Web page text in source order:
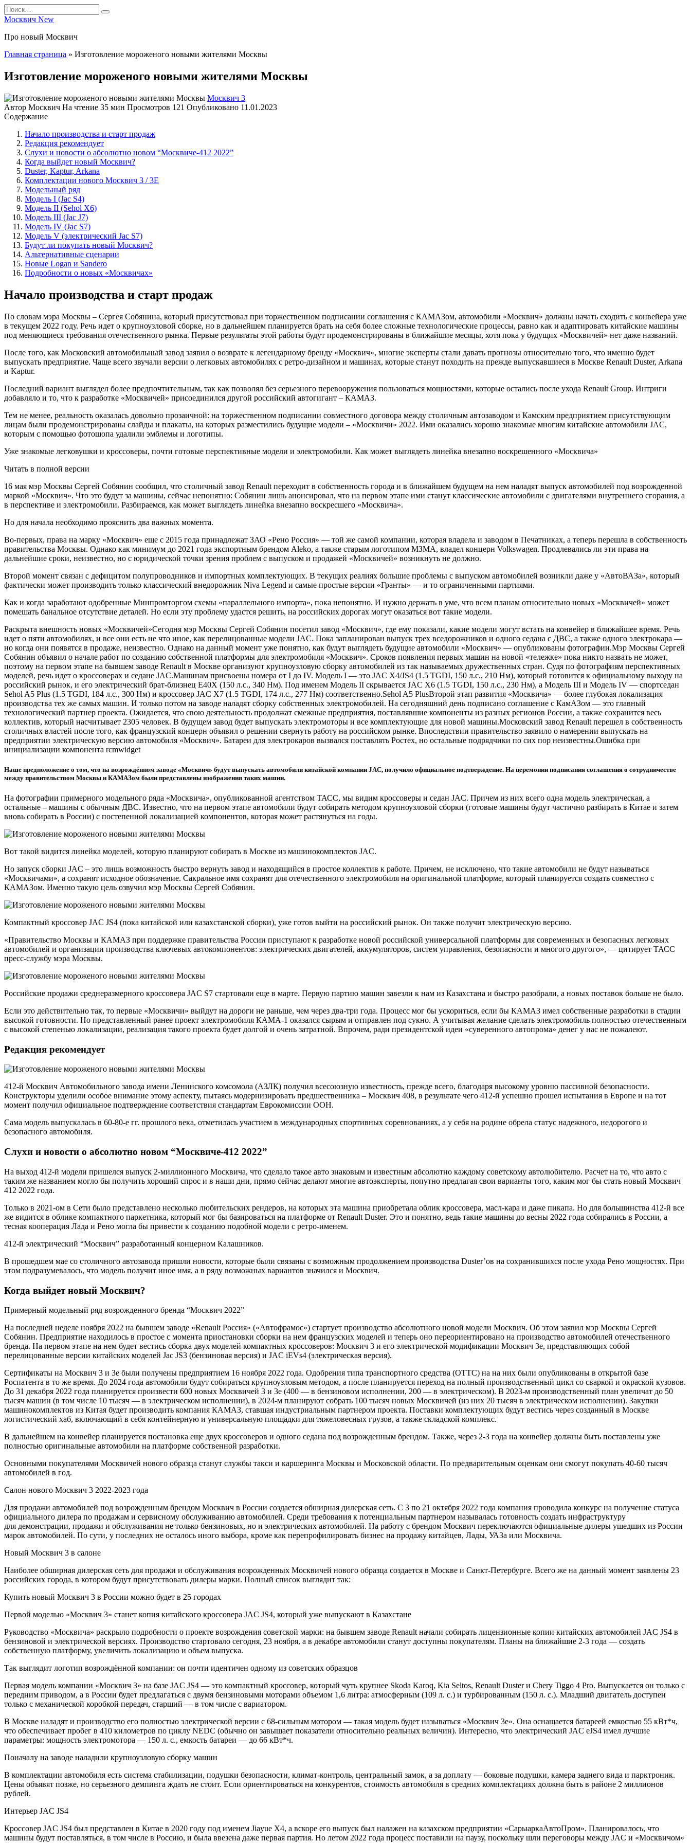
Перейти
к
Search
for:
Москвич New
Про новый Москвич
Главная страница » Изготовление мороженого новыми жителями Москвы
Изготовление мороженого новыми жителями Москвы
Москвич 3
Автор Москвич На чтение 35 мин Просмотров 121 Опубликовано 11.01.2023
Содержание
Начало производства и старт продаж
Редакция рекомендует
Слухи и новости о абсолютно новом “Москвиче-412 2022”
Когда выйдет новый Москвич?
Duster, Kaptur, Arkana
Комплектации нового Москвич 3 / 3Е
Модельный ряд
Модель I (Jac S4)
Модель II (Sehol X6)
Модель III (Jac J7)
Модель IV (Jac S7)
Модель V (электрический Jac S7)
Будут ли покупать новый Москвич?
Альтернативные сценарии
Новые Logan и Sandero
Подробности о новых «Москвичах»
Начало производства и старт продаж
По словам мэра Москвы – Сергея Собянина, который присутствовал при торжественном подписании соглашения с КАМАЗом, автомобили «Москвич» должны начать сходить с конвейера уже
в текущем 2022 году. Речь идет о крупноузловой сборке, но в дальнейшем планируется брать на себя более сложные технологические процессы, равно как и адаптировать китайские машины
под меняющиеся требования отечественного рынка. Первые результаты этой работы будут продемонстрированы в ближайшие месяцы, хотя пока у будущих «Москвичей» нет даже названий.
После того, как Московский автомобильный завод заявил о возврате к легендарному бренду «Москвич», многие эксперты стали давать прогнозы относительно того, что именно будет
выпускать предприятие. Чаще всего звучали версии о легковых автомобилях с ретро-дизайном и машинах, которые станут походить на прежде выпускавшиеся в Москве Renault Duster, Arkana
и Kaptur.
Последний вариант выглядел более предпочтительным, так как позволял без серьезного перевооружения пользоваться мощностями, которые остались после ухода Renault Group. Интриги
добавляло и то, что к разработке «Москвичей» присоединился другой российский автогигант – КАМАЗ.
Тем не менее, реальность оказалась довольно прозаичной: на торжественном подписании совместного договора между столичным автозаводом и Камским предприятием присутствующим
лицам были продемонстрированы слайды и плакаты, на которых разместились будущие модели – «Москвичи» 2022. Ими оказались хорошо знакомые многим китайские автомобили JAC,
которым с помощью фотошопа удалили эмблемы и логотипы.
Уже знакомые легковушки и кроссоверы, почти готовые перспективные модели и электромобили. Как может выглядеть линейка внезапно воскрешенного «Москвича»
Читать в полной версии
16 мая мэр Москвы Сергей Собянин сообщил, что столичный завод Renault переходит в собственность города и в ближайшем будущем на нем наладят выпуск автомобилей под возрожденной
маркой «Москвич». Что это будут за машины, сейчас непонятно: Собянин лишь анонсировал, что на первом этапе ими станут классические автомобили с двигателями внутреннего сгорания, а
в перспективе и электромобили. Разбираемся, как может выглядеть линейка внезапно воскресшего «Москвича».
Но для начала необходимо прояснить два важных момента.
Во-первых, права на марку «Москвич» еще с 2015 года принадлежат ЗАО «Рено Россия» — той же самой компании, которая владела и заводом в Печатниках, а теперь перешла в собственность
правительства Москвы. Однако как минимум до 2021 года экспортным брендом Aleko, а также старым логотипом МЗМА, владел концерн Volkswagen. Продлевались ли эти права на
дальнейшие сроки, неизвестно, но с юридической точки зрения проблем с выпуском и продажей «Москвичей» возникнуть не должно.
Второй момент связан с дефицитом полупроводников и импортных комплектующих. В текущих реалиях большие проблемы с выпуском автомобилей возникли даже у «АвтоВАЗа», который
фактически может производить только классический внедорожник Niva Legend и самые простые версии «Гранты» — и то ограниченными партиями.
Как и когда заработают одобренные Минпромторгом схемы «параллельного импорта», пока непонятно. И нужно держать в уме, что всем планам относительно новых «Москвичей» может
помешать банальное отсутствие деталей. Но если эту проблему удастся решить, на российских дорогах могут оказаться вот такие модели.
Раскрыта внешность новых «Москвичей»Сегодня мэр Москвы Сергей Собянин посетил завод «Москвич», где ему показали, какие модели могут встать на конвейер в ближайшее время. Речь
идет о пяти автомобилях, и все они есть не что иное, как перелицованные модели JAC. Пока запланирован выпуск трех вседорожников и одного седана с ДВС, а также одного электрокара —
но когда они появятся в продаже, неизвестно. Однако на данный момент уже понятно, как будут выглядеть будущие автомобили «Москвич» — опубликованы фотографии.Мэр Москвы Сергей
Собянин объявил о начале работ по созданию собственной платформы для электромобиля «Москвич». Сроков появления первых машин на новой «тележке» пока никто назвать не может,
поэтому на первом этапе на бывшем заводе Renault в Москве организуют крупноузловую сборку автомобилей из так называемых дружественных стран. Судя по фотографиям перспективных
моделей, речь идет о кроссоверах и седане JAC.Машинам присвоены номера от I до IV. Модель I — это JAC X4/JS4 (1.5 TGDI, 150 л.с., 210 Нм), который готовится к официальному выходу на
российский рынок, и его электрический брат-близнец E40X (150 л.с., 340 Нм). Под именем Модель II скрывается JAC X6 (1.5 TGDI, 150 л.с., 230 Нм), а Модель III и Модель IV — спортседан
Sehol A5 Plus (1.5 TGDI, 184 л.с., 300 Нм) и кроссовер JAC X7 (1.5 TGDI, 174 л.с., 277 Нм) соответственно.Sehol A5 PlusВторой этап развития «Москвича» — более глубокая локализация
производства тех же самых машин. И только потом на заводе наладят сборку собственных электромобилей. На сегодняшний день подписано соглашение с КамАЗом — это главный
технологический партнер проекта. Ожидается, что свою деятельность продолжат смежные предприятия, поставлявшие компоненты из разных регионов России, а также сохранится весь
коллектив, который насчитывает 2305 человек. В будущем завод будет выпускать электромоторы и все комплектующие для новой машины.Московский завод Renault перешел в собственность
столичных властей после того, как французский концерн объявил о решении свернуть работу на российском рынке. Впоследствии правительство заявило о намерении выпускать на
предприятии электрическую версию автомобиля «Москвич». Батареи для электрокаров вызвался поставлять Ростех, но остальные подрядчики по сих пор неизвестны.Ошибка при
инициализации компонента rcmwidget
Наше предположение о том, что на возрождённом заводе «Москвич» будут выпускать автомобили китайской компании JAC, получило официальное подтверждение. На церемонии подписания соглашения о сотрудничестве
между правительством Москвы и КАМАЗом были представлены изображения таких машин.
На фотографии примерного модельного ряда «Москвича», опубликованной агентством ТАСС, мы видим кроссоверы и седан JAC. Причем из них всего одна модель электрическая, а
остальные – машины с обычным ДВС. Известно, что на первом этапе автомобили будут собирать методом крупноузловой сборки (готовые машины будут частично разбирать в Китае и затем
вновь собирать в России) с постепенной локализацией компонентов, которая может растянуться на годы.
Вот такой видится линейка моделей, которую планируют собирать в Москве из машинокомплектов JAC.
Но запуск сборки JAC – это лишь возможность быстро вернуть завод и находящийся в простое коллектив к работе. Причем, не исключено, что такие автомобили не будут называться
«Москвичами», а сохранят исходное обозначение. Сакральное имя сохранят для отечественного электромобиля на оригинальной платформе, который планируется создать совместно с
КАМАЗом. Именно такую цель озвучил мэр Москвы Сергей Собянин.
Компактный кроссовер JAC JS4 (пока китайской или казахстанской сборки), уже готов выйти на российский рынок. Он также получит электрическую версию.
«Правительство Москвы и КАМАЗ при поддержке правительства России приступают к разработке новой российской универсальной платформы для современных и безопасных легковых
автомобилей и организации производства ключевых автокомпонентов: электрических двигателей, аккумуляторов, систем управления, безопасности и многого другого», — цитирует ТАСС
пресс-службу мэра Москвы.
Российские продажи среднеразмерного кроссовера JAC S7 стартовали еще в марте. Первую партию машин завезли к нам из Казахстана и быстро разобрали, а новых поставок больше не было.
Если это действительно так, то первые «Москвичи» выйдут на дороги не раньше, чем через два-три года. Процесс мог бы ускориться, если бы КАМАЗ имел собственные разработки в стадии
высокой готовности. Но представленный ранее проект электромобиля КАМА-1 оказался сырым и отправлен под сукно. А учитывая желание сделать электромобиль полностью отечественным
с высокой степенью локализации, реализация такого проекта будет долгой и очень затратной. Впрочем, ради президентской идеи «суверенного автопрома» денег у нас не пожалеют.
Редакция рекомендует
412-й Москвич Автомобильного завода имени Ленинского комсомола (АЗЛК) получил всесоюзную известность, прежде всего, благодаря высокому уровню пассивной безопасности.
Конструкторы уделили особое внимание этому аспекту, пытаясь модернизировать предшественника – Москвич 408, в результате чего 412-й успешно прошел испытания в Европе и на тот
момент получил официальное подтверждение соответствия стандартам Еврокомиссии ООН.
Сама модель выпускалась в 60-80-е гг. прошлого века, отметилась участием в международных спортивных соревнованиях, а у себя на родине обрела статус надежного, недорогого и
безопасного автомобиля.
Слухи и новости о абсолютно новом “Москвиче-412 2022”
На выход 412-й модели пришелся выпуск 2-миллионного Москвича, что сделало такое авто знаковым и известным абсолютно каждому советскому автолюбителю. Расчет на то, что авто с
таким же названием могло бы получить хороший спрос и в наши дни, прямо сейчас делают многие автоэксперты, попутно предлагая свои варианты того, каким мог бы стать новый Москвич
412 2022 года.
Только в 2021-ом в Сети было представлено несколько любительских рендеров, на которых эта машина приобретала облик кроссовера, масл-кара и даже пикапа. Но для большинства 412-й все
же видится в облике компактного паркетника, который мог бы базироваться на платформе от Renault Duster. Это и понятно, ведь такие машины до весны 2022 года собирались в России, а
тесная кооперация Лада и Рено могла бы привести к созданию подобной модели с ретро-именем.
412-й электрический “Москвич” разработанный концерном Калашников.
В прошедшем мае со столичного автозавода пришли новости, которые были связаны с возможным продолжением производства Duster’ов на сохранившихся после ухода Рено мощностях. При
этом подразумевалось, что модель получит иное имя, а в ряду возможных вариантов значился и Москвич.
Когда выйдет новый Москвич?
Примерный модельный ряд возрожденного бренда “Москвич 2022”
На последней неделе ноября 2022 на бывшем заводе «Renault Россия» («Автофрамос») стартует производство абсолютного новой модели Москвич. Об этом заявил мэр Москвы Сергей
Собянин. Предприятие находилось в простое с момента приостановки сборки на нем французских моделей и теперь оно переориентировано на производство автомобилей отечественного
бренда. На первом этапе на нем будет вестись сборка двух моделей компактных кроссоверов: Москвич 3 и его электрической модификации Москвич 3е, представляющих собой
перелицованные версии китайских моделей Jac JS3 (бензиновая версия) и JAC iEVs4 (электрическая версия).
Сертификаты на Москвич 3 и 3е были получены предприятием 16 ноября 2022 года. Одобрения типа транспортного средства (ОТТС) на на них были опубликованы в открытой базе
Роспатента в то же время. До 2024 года автомобили будут собираться крупноузловым методом, а после планируется переход на полный производственный цикл со сваркой и окраской кузовов.
До 31 декабря 2022 года планируется произвести 600 новых Москвичей 3 и 3е (400 — в бензиновом исполнении, 200 — в электрическом). В 2023-м производственный план увеличат до 50
тысяч машин (в том числе 10 тысяч — в электрическом исполнении), в 2024-м планируют собрать 100 тысяч новых Москвичей (из них 20 тысяч в электрическом исполнении). Закупки
машинокомплектов из Китая будет производить компания КАМАЗ, ставшая индустриальным партнером проекта. Поставки комплектующих будут вестись через созданный в Москве
логистический хаб, включающий в себя контейнерную и универсальную площадки для тяжеловесных грузов, а также складской комплекс.
В дальнейшем на конвейер планируется постановка еще двух кроссоверов и одного седана под возрожденным брендом. Также, через 2-3 года на конвейер должны быть поставлены уже
полностью оригинальные автомобили на платформе собственной разработки.
Основными покупателями Москвичей нового образца станут службы такси и каршеринга Москвы и Московской области. По предварительным оценкам они смогут покупать 40-60 тысяч
автомобилей в год.
Салон нового Москвич 3 2022-2023 года
Для продажи автомобилей под возрожденным брендом Москвич в России создается обширная дилерская сеть. С 3 по 21 октября 2022 года компания проводила конкурс на получение статуса
официального дилера по продажам и сервисному обслуживанию автомобилей. Среди требования к потенциальным партнером называлась готовность создать инфраструктуру
для демонстрации, продажи и обслуживания не только бензиновых, но и электрических автомобилей. На работу с брендом Москвич переключаются официальные дилеры ушедших из России
марок автомобилей. По сути, у последних не осталось иного выбора, кроме как перепрофилировать бизнес на продажу китайцев, Лады, УАЗа или Москвича.
Новый Москвич 3 в салоне
Наиболее обширная дилерская сеть для продажи и обслуживания возрожденных Москвичей нового образца создается в Москве и Санкт-Петербурге. Всего же на данный момент заявлены 23
российских города, в котором будут присутствовать дилеры марки. Полный список выглядит так:
Купить новый Москвич 3 в России можно будет в 25 городах
Первой моделью «Москвич 3» станет копия китайского кроссовера JAC JS4, который уже выпускают в Казахстане
Руководство «Москвича» раскрыло подробности о проекте возрождения советской марки: на бывшем заводе Renault начали собирать лицензионные копии китайских автомобилей JAC JS4 в
бензиновой и электрической версиях. Производство стартовало сегодня, 23 ноября, а в декабре автомобили станут доступны покупателям. Планы на ближайшие 2-3 года — создать
собственную платформу, увеличить локализацию и объем выпуска.
Так выглядит логотип возрождённой компании: он почти идентичен одному из советских образцов
Первая модель компании «Москвич 3» на базе JAC JS4 — это компактный кроссовер, который чуть крупнее Skoda Karoq, Kia Seltos, Renault Duster и Chery Tiggo 4 Pro. Выпускается он только с
передним приводом, а в России будет предлагаться с двумя бензиновыми моторами объемом 1,6 литра: атмосферным (109 л. с.) и турбированным (150 л. с.). Младший двигатель доступен
только с механической коробкой передач, старший — в том числе с вариатором.
В Москве наладят и производство его полностью электрической версии с 68-сильным мотором — такая модель будет называться «Москвич 3е». Она оснащается батареей емкостью 55 кВт*ч,
что обеспечивает пробег в 410 километров по циклу NEDC (обычно он завышает показатели относительно реальных величин). Интересно, что электрический JAC eJS4 имел лучшие
параметры: мощность электромотора — 150 л. с., емкость батареи — до 66 кВт*ч.
Поначалу на заводе наладили крупноузловую сборку машин
В комплектации автомобиля есть система стабилизации, подушки безопасности, климат-контроль, центральный замок, а за доплату — боковые подушки, камера заднего вида и парктроник.
Цены объявят позже, но серьезного демпинга ждать не стоит. Если ориентироваться на конкурентов, стоимость автомобиля в средних комплектациях должна быть в районе 2 миллионов
рублей.
Интерьер JAC JS4
Кроссовер JAC JS4 был представлен в Китае в 2020 году под именем Jiayue X4, а вскоре его выпуск был налажен на казахском предприятии «СарыаркаАвтоПром». Планировалось, что
машины будут поставляться, в том числе в Россию, и была ввезена даже первая партия. Но летом 2022 года процесс поставили на паузу, поскольку шли переговоры между JAC и «Москвичом»